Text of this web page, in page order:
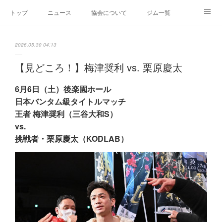
トップ ニュース 協会について ジム一覧
2026.05.30 04:13
【見どころ！】梅津奨利 vs. 栗原慶太
6月6日（土）後楽園ホール
日本バンタム級タイトルマッチ
王者 梅津奨利（三谷大和S）
vs.
挑戦者・栗原慶太（KODLAB）